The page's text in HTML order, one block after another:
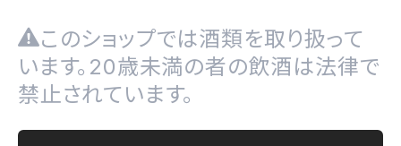
このショップでは酒類を取り扱って
います。20歳未満の者の飲酒は法律で
禁止されています。